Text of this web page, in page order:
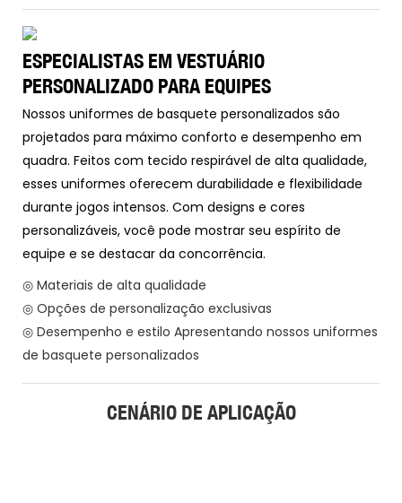
ESPECIALISTAS EM VESTUÁRIO
PERSONALIZADO PARA EQUIPES
Nossos uniformes de basquete personalizados são
projetados para máximo conforto e desempenho em
quadra. Feitos com tecido respirável de alta qualidade,
esses uniformes oferecem durabilidade e flexibilidade
durante jogos intensos. Com designs e cores
personalizáveis, você pode mostrar seu espírito de
equipe e se destacar da concorrência.
◎ Materiais de alta qualidade
◎ Opções de personalização exclusivas
◎ Desempenho e estilo Apresentando nossos uniformes
de basquete personalizados
CENÁRIO DE APLICAÇÃO